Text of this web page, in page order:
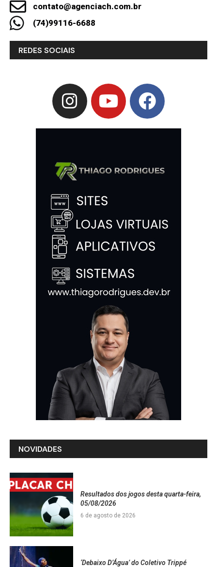
contato@agenciach.com.br
(74)99116-6688
REDES SOCIAIS
NOVIDADES
Resultados dos jogos desta quarta-feira,
05/08/2026
6 de agosto de 2026
‘Debaixo D’Água’ do Coletivo Trippé